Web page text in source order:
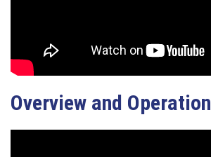
Overview and Operation